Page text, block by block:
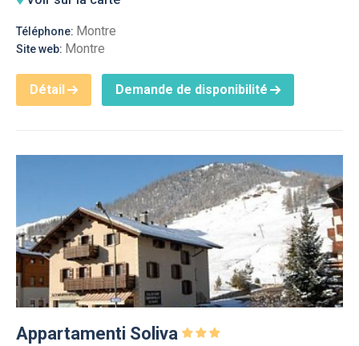
Téléphone: Montre
Site web: Montre
Détail Demande de disponibilité
Appartamenti Soliva